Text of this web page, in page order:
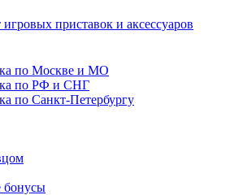
приставок и аксессуаров
по Москве и МО
по РФ и СНГ
по Санкт-Петербургу
бонусы